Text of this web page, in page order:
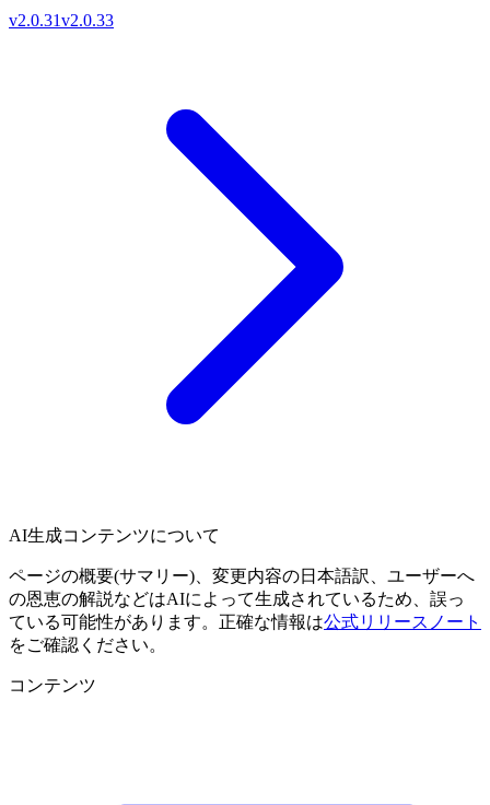
v2.0.31v2.0.33
AI生成コンテンツについて
ページの概要(サマリー)、変更内容の日本語訳、ユーザーへ
の恩恵の解説などはAIによって生成されているため、誤っ
ている可能性があります。正確な情報は公式リリースノート
をご確認ください。
コンテンツ